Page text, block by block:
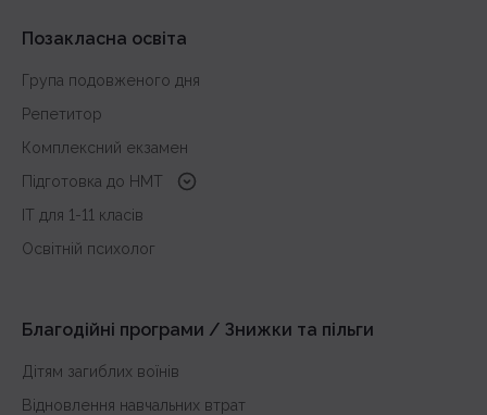
Позакласна освіта
Група подовженого дня
Репетитор
Комплексний екзамен
Підготовка до HMT
з української мови
з історії України
IT для 1-11 класів
Освітній психолог
Благодійні програми / Знижки та пільги
Дітям загиблих воїнів
Відновлення навчальних втрат